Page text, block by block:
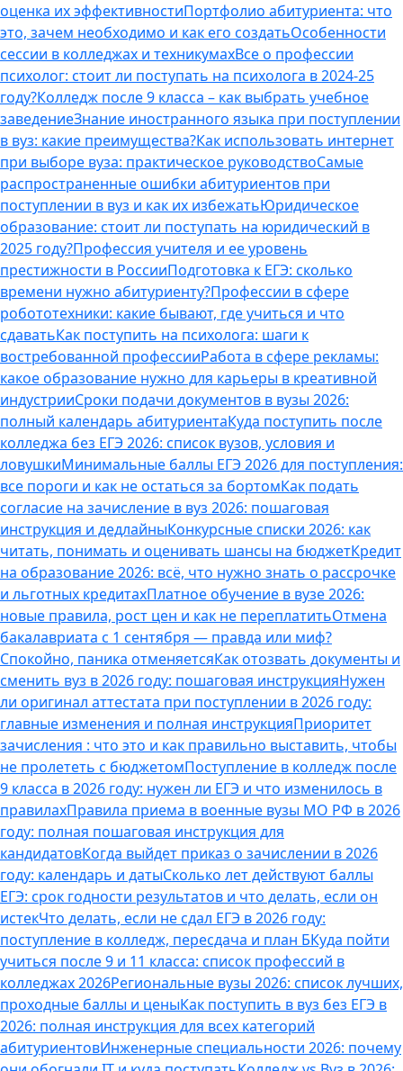
оценка их эффективностиПортфолио абитуриента: что
это, зачем необходимо и как его создатьОсобенности
сессии в колледжах и техникумахВсе о профессии
психолог: стоит ли поступать на психолога в 2024-25
году?Колледж после 9 класса – как выбрать учебное
заведениеЗнание иностранного языка при поступлении
в вуз: какие преимущества?Как использовать интернет
при выборе вуза: практическое руководствоСамые
распространенные ошибки абитуриентов при
поступлении в вуз и как их избежатьЮридическое
образование: стоит ли поступать на юридический в
2025 году?Профессия учителя и ее уровень
престижности в РоссииПодготовка к ЕГЭ: сколько
времени нужно абитуриенту?Профессии в сфере
робототехники: какие бывают, где учиться и что
сдаватьКак поступить на психолога: шаги к
востребованной профессииРабота в сфере рекламы:
какое образование нужно для карьеры в креативной
индустрииСроки подачи документов в вузы 2026:
полный календарь абитуриентаКуда поступить после
колледжа без ЕГЭ 2026: список вузов, условия и
ловушкиМинимальные баллы ЕГЭ 2026 для поступления:
все пороги и как не остаться за бортомКак подать
согласие на зачисление в вуз 2026: пошаговая
инструкция и дедлайныКонкурсные списки 2026: как
читать, понимать и оценивать шансы на бюджетКредит
на образование 2026: всё, что нужно знать о рассрочке
и льготных кредитахПлатное обучение в вузе 2026:
новые правила, рост цен и как не переплатитьОтмена
бакалавриата с 1 сентября — правда или миф?
Спокойно, паника отменяетсяКак отозвать документы и
сменить вуз в 2026 году: пошаговая инструкцияНужен
ли оригинал аттестата при поступлении в 2026 году:
главные изменения и полная инструкцияПриоритет
зачисления : что это и как правильно выставить, чтобы
не пролететь с бюджетомПоступление в колледж после
9 класса в 2026 году: нужен ли ЕГЭ и что изменилось в
правилахПравила приема в военные вузы МО РФ в 2026
году: полная пошаговая инструкция для
кандидатовКогда выйдет приказ о зачислении в 2026
году: календарь и датыСколько лет действуют баллы
ЕГЭ: срок годности результатов и что делать, если он
истекЧто делать, если не сдал ЕГЭ в 2026 году:
поступление в колледж, пересдача и план БКуда пойти
учиться после 9 и 11 класса: список профессий в
колледжах 2026Региональные вузы 2026: список лучших,
проходные баллы и ценыКак поступить в вуз без ЕГЭ в
2026: полная инструкция для всех категорий
абитуриентовИнженерные специальности 2026: почему